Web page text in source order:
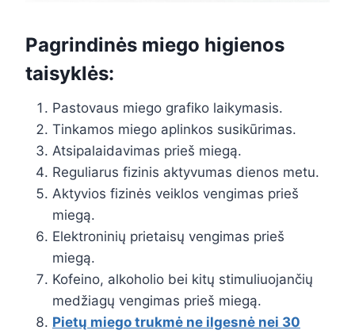
Pagrindinės miego higienos
taisyklės:
Pastovaus miego grafiko laikymasis.
Tinkamos miego aplinkos susikūrimas.
Atsipalaidavimas prieš miegą.
Reguliarus fizinis aktyvumas dienos metu.
Aktyvios fizinės veiklos vengimas prieš
miegą.
Elektroninių prietaisų vengimas prieš
miegą.
Kofeino, alkoholio bei kitų stimuliuojančių
medžiagų vengimas prieš miegą.
Pietų miego trukmė ne ilgesnė nei 30